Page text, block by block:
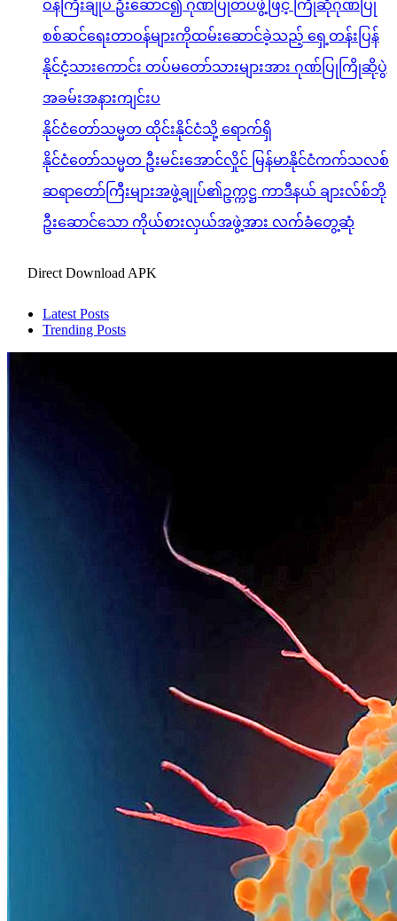
ဝန်ကြီးချုပ် ဦးဆောင်၍ ဂုဏ်ပြုတပ်ဖွဲ့ဖြင့် ကြိုဆိုဂုဏ်ပြု
စစ်ဆင်ရေးတာဝန်များကိုထမ်းဆောင်ခဲ့သည့် ရှေ့တန်းပြန်
နိုင်ငံ့သားကောင်း တပ်မတော်သားများအား ဂုဏ်ပြုကြိုဆိုပွဲ
အခမ်းအနားကျင်းပ
နိုင်ငံတော်သမ္မတ ထိုင်းနိုင်ငံသို့ ရောက်ရှိ
နိုင်ငံတော်သမ္မတ ဦးမင်းအောင်လှိုင် မြန်မာနိုင်ငံကက်သလစ်
ဆရာတော်ကြီးများအဖွဲ့ချုပ်၏ဥက္ကဋ္ဌ ကာဒီနယ် ချားလ်စ်ဘို
ဦးဆောင်သော ကိုယ်စားလှယ်အဖွဲ့အား လက်ခံတွေ့ဆုံ
Direct Download APK
Latest Posts
Trending Posts